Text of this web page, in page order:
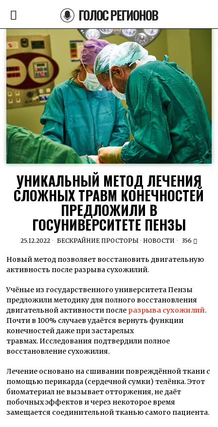
ГОЛОС РЕГИОНОВ
УНИКАЛЬНЫЙ МЕТОД ЛЕЧЕНИЯ
СЛОЖНЫХ ТРАВМ КОНЕЧНОСТЕЙ
ПРЕДЛОЖИЛИ В
ГОСУНИВЕРСИТЕТЕ ПЕНЗЫ
25.12.2022 БЕСКРАЙНИЕ ПРОСТОРЫ · НОВОСТИ 356
Новый метод позволяет восстановить двигательную
активность после разрыва сухожилий.
Учёные из государственного университета Пензы
предложили методику для полного восстановления
двигательной активности после разрыва сухожилий.
Почти в 100% случаев удаётся вернуть функции
конечностей даже при застарелых
травмах. Исследования подтвердили полное
восстановление сухожилия.
Лечение основано на сшивании повреждённой ткани с
помощью перикарда (сердечной сумки) телёнка. Этот
биоматериал не вызывает отторжения, не даёт
побочных эффектов и через некоторое время
замещается соединительной тканью самого пациента.